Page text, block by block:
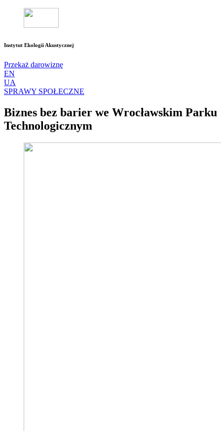
Instytut Ekologii Akustycznej
Przekaż darowiznę
EN
UA
SPRAWY SPOŁECZNE
Biznes bez barier we Wrocławskim Parku
Technologicznym